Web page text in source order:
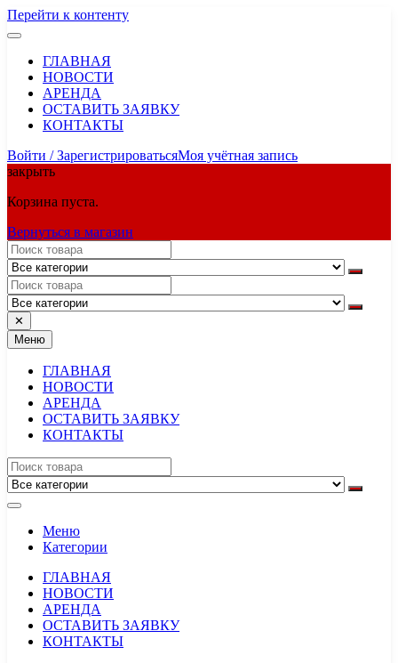
Перейти к контенту
ГЛАВНАЯ
НОВОСТИ
АРЕНДА
ОСТАВИТЬ ЗАЯВКУ
КОНТАКТЫ
Войти / ЗарегистрироватьсяМоя учётная запись
закрыть
Корзина пуста.
Вернуться в магазин
✕
Меню
ГЛАВНАЯ
НОВОСТИ
АРЕНДА
ОСТАВИТЬ ЗАЯВКУ
КОНТАКТЫ
Меню
Категории
ГЛАВНАЯ
НОВОСТИ
АРЕНДА
ОСТАВИТЬ ЗАЯВКУ
КОНТАКТЫ